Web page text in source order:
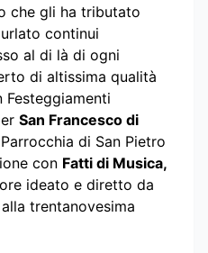
che gli ha tributato
continui
al di là di ogni
di altissima qualità
Festeggiamenti
San Francesco di
di San Pietro
con Fatti di Musica,
ideato e diretto da
trentanovesima